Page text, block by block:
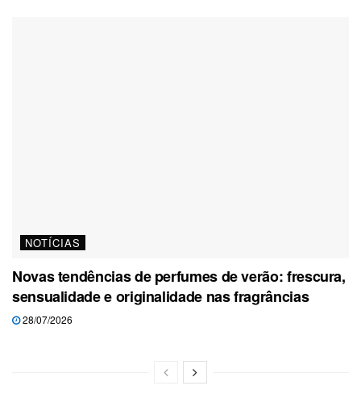
NOTÍCIAS
Novas tendências de perfumes de verão: frescura,
sensualidade e originalidade nas fragrâncias
28/07/2026